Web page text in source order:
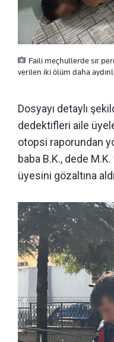
Faili meçhullerde sır
verilen iki ölüm daha
Dosyayı detaylı
dedektifleri aile
otopsi raporundan
baba B.K., dede
üyesini gözaltına